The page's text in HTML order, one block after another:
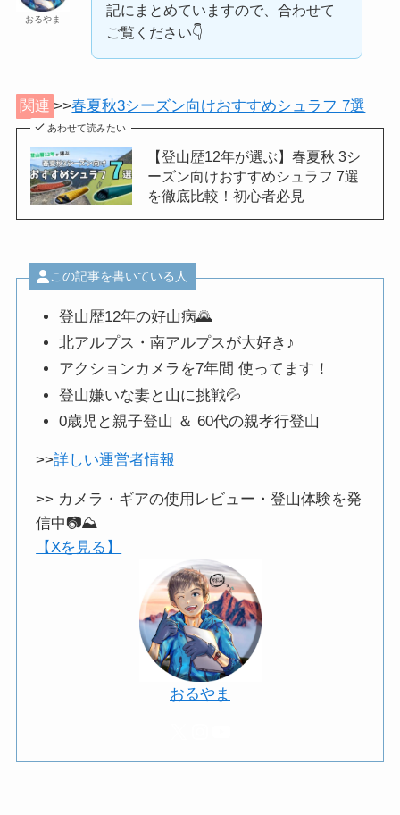
おるやま
記にまとめていますので、合わせて
ご覧ください👇️
関連 >>春夏秋3シーズン向けおすすめシュラフ 7選
あわせて読みたい
【登山歴12年が選ぶ】春夏秋 3シ
ーズン向けおすすめシュラフ 7選
を徹底比較！初心者必見
この記事を書いている人
登山歴12年の好山病🌄
北アルプス・南アルプスが大好き♪
アクションカメラを7年間 使ってます！
登山嫌いな妻と山に挑戦💦
0歳児と親子登山 ＆ 60代の親孝行登山
>>詳しい運営者情報
>> カメラ・ギアの使用レビュー・登山体験を発
信中📷️⛰️
【Xを見る】
おるやま